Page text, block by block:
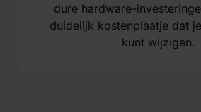
dure hardware-
duidelijk kostenplaatje dat
kunt wijzigen.